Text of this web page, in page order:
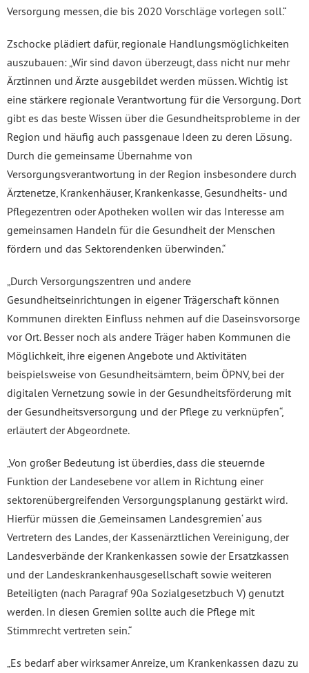
Versorgung messen, die bis 2020 Vorschläge vorlegen soll.“
Zschocke plädiert dafür, regionale Handlungsmöglichkeiten
auszubauen: „Wir sind davon überzeugt, dass nicht nur mehr
Ärztinnen und Ärzte ausgebildet werden müssen. Wichtig ist
eine stärkere regionale Verantwortung für die Versorgung. Dort
gibt es das beste Wissen über die Gesundheitsprobleme in der
Region und häufig auch passgenaue Ideen zu deren Lösung.
Durch die gemeinsame Übernahme von
Versorgungsverantwortung in der Region insbesondere durch
Ärztenetze, Krankenhäuser, Krankenkasse, Gesundheits- und
Pflegezentren oder Apotheken wollen wir das Interesse am
gemeinsamen Handeln für die Gesundheit der Menschen
fördern und das Sektorendenken überwinden.“
„Durch Versorgungszentren und andere
Gesundheitseinrichtungen in eigener Trägerschaft können
Kommunen direkten Einfluss nehmen auf die Daseinsvorsorge
vor Ort. Besser noch als andere Träger haben Kommunen die
Möglichkeit, ihre eigenen Angebote und Aktivitäten
beispielsweise von Gesundheitsämtern, beim ÖPNV, bei der
digitalen Vernetzung sowie in der Gesundheitsförderung mit
der Gesundheitsversorgung und der Pflege zu verknüpfen“,
erläutert der Abgeordnete.
„Von großer Bedeutung ist überdies, dass die steuernde
Funktion der Landesebene vor allem in Richtung einer
sektorenübergreifenden Versorgungsplanung gestärkt wird.
Hierfür müssen die ‚Gemeinsamen Landesgremien‘ aus
Vertretern des Landes, der Kassenärztlichen Vereinigung, der
Landesverbände der Krankenkassen sowie der Ersatzkassen
und der Landeskrankenhausgesellschaft sowie weiteren
Beteiligten (nach Paragraf 90a Sozialgesetzbuch V) genutzt
werden. In diesen Gremien sollte auch die Pflege mit
Stimmrecht vertreten sein.“
„Es bedarf aber wirksamer Anreize, um Krankenkassen dazu zu